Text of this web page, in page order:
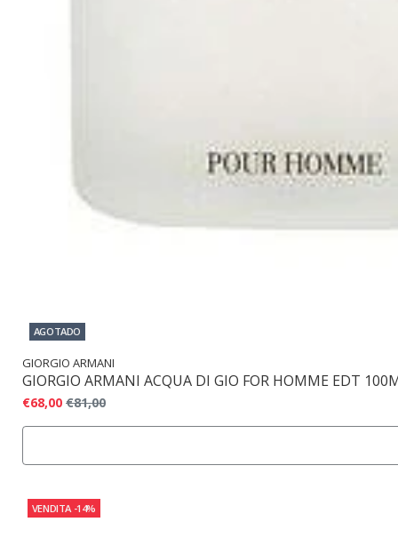
AGOTADO
GIORGIO ARMANI
GIORGIO ARMANI ACQUA DI GIO FOR HOMME EDT
€68,00 €81,00
VENDITA -14%